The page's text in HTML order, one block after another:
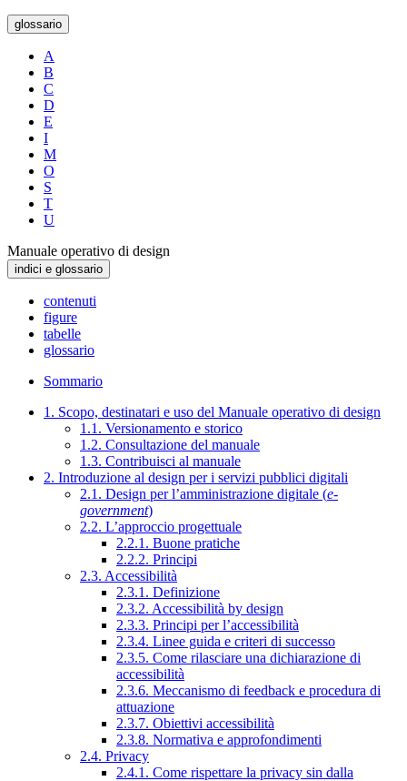
glossario
A
B
C
D
E
I
M
O
S
T
U
Manuale operativo di design
indici e glossario
contenuti
figure
tabelle
glossario
Sommario
1. Scopo, destinatari e uso del Manuale operativo di design
1.1. Versionamento e storico
1.2. Consultazione del manuale
1.3. Contribuisci al manuale
2. Introduzione al design per i servizi pubblici digitali
2.1. Design per l’amministrazione digitale (e-
government)
2.2. L’approccio progettuale
2.2.1. Buone pratiche
2.2.2. Principi
2.3. Accessibilità
2.3.1. Definizione
2.3.2. Accessibilità by design
2.3.3. Principi per l’accessibilità
2.3.4. Linee guida e criteri di successo
2.3.5. Come rilasciare una dichiarazione di
accessibilità
2.3.6. Meccanismo di feedback e procedura di
attuazione
2.3.7. Obiettivi accessibilità
2.3.8. Normativa e approfondimenti
2.4. Privacy
2.4.1. Come rispettare la privacy sin dalla